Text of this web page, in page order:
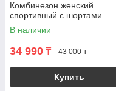
Комбинезон женский
спортивный с шортами
В наличии
34 990 ₸ 43 000 ₸
Купить